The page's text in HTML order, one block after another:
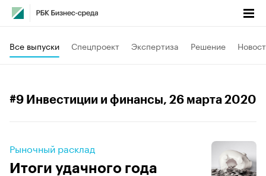
Все выпуски Спецпроект Экспертиза Решение
#9 Инвестиции и финансы, 26 марта 2020
Рыночный расклад
Итоги удачного года